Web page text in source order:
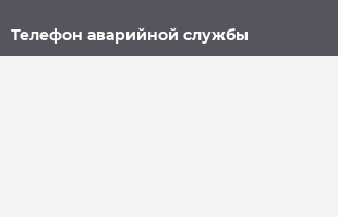
Телефон аварийной службы